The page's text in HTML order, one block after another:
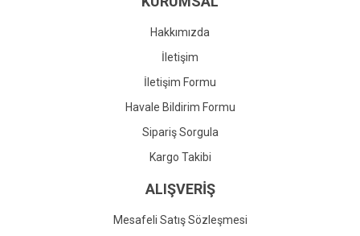
Gönder
Hakkımızda
İletişim
İletişim Formu
Havale Bildirim Formu
Sipariş Sorgula
Kargo Takibi
ALIŞVERİŞ
Mesafeli Satış Sözleşmesi